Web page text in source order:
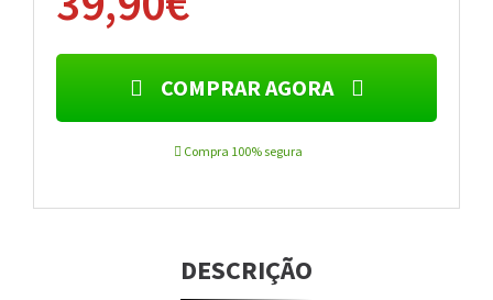
COMPRAR AGORA
Compra 100% segura
DESCRIÇÃO